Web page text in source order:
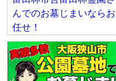
んでのお墓じまいならお
任せ！